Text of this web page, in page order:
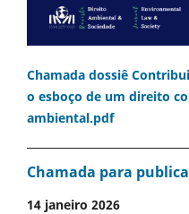
Chamada dossiê
o esboço de um direito
ambiental.pdf
Chamada para
14 janeiro 2026